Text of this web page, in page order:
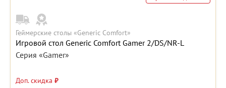
Геймерские столы «Generic Comfort»
Игровой стол Generic Comfort Gamer 2/DS/NR-L
Серия «Gamer»
Доп. скидка ₽